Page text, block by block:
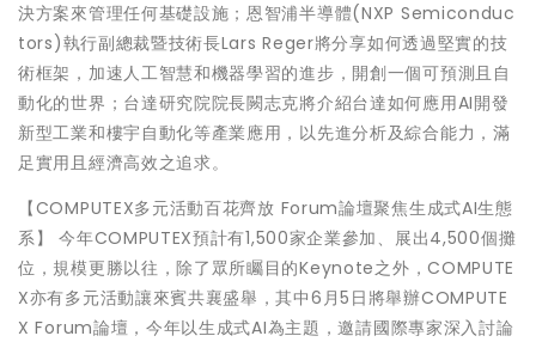
決方案來管理任何基礎設施；恩智浦半導體(NXP Semiconduc
tors)執行副總裁暨技術長Lars Reger將分享如何透過堅實的技
術框架，加速人工智慧和機器學習的進步，開創一個可預測且自
動化的世界；台達研究院院長闕志克將介紹台達如何應用AI開發
新型工業和樓宇自動化等產業應用，以先進分析及綜合能力，滿
足實用且經濟高效之追求。
【COMPUTEX多元活動百花齊放 Forum論壇聚焦生成式AI生態
系】 今年COMPUTEX預計有1,500家企業參加、展出4,500個攤
位，規模更勝以往，除了眾所矚目的Keynote之外，COMPUTE
X亦有多元活動讓來賓共襄盛舉，其中6月5日將舉辦COMPUTE
X Forum論壇，今年以生成式AI為主題，邀請國際專家深入討論